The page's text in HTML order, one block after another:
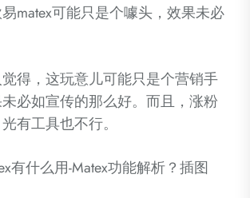
matex可能只是个噱头，效果未必
得，这玩意儿可能只是个营销手
必如宣传的那么好。而且，涨粉
有工具也不行。